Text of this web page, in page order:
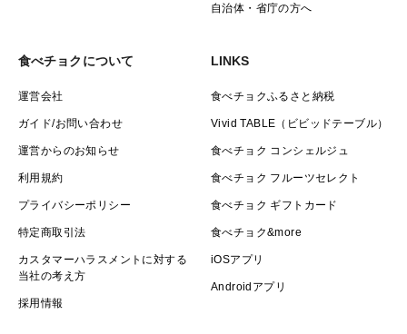
自治体・省庁の方へ
食べチョクについて
運営会社
ガイド/お問い合わせ
運営からのお知らせ
利用規約
プライバシーポリシー
特定商取引法
カスタマーハラスメントに対する
当社の考え方
採用情報
LINKS
食べチョクふるさと納税
Vivid TABLE（ビビッドテーブル）
食べチョク コンシェルジュ
食べチョク フルーツセレクト
食べチョク ギフトカード
食べチョク&more
iOSアプリ
Androidアプリ